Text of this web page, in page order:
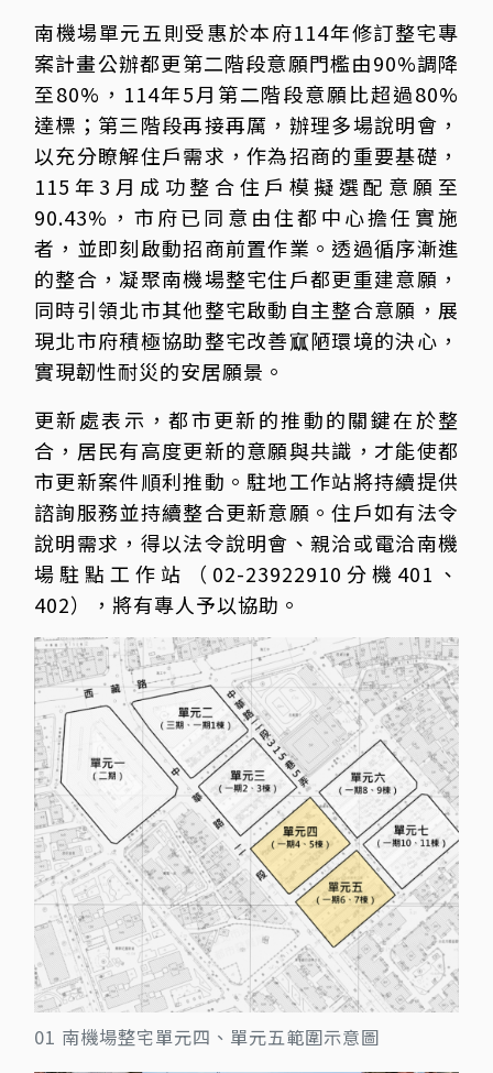
南機場單元五則受惠於本府114年修訂整宅專
案計畫公辦都更第二階段意願門檻由90%調降
至80%，114年5月第二階段意願比超過80%
達標；第三階段再接再厲，辦理多場說明會，
以充分瞭解住戶需求，作為招商的重要基礎，
115年3月成功整合住戶模擬選配意願至
90.43%，市府已同意由住都中心擔任實施
者，並即刻啟動招商前置作業。透過循序漸進
的整合，凝聚南機場整宅住戶都更重建意願，
同時引領北市其他整宅啟動自主整合意願，展
現北市府積極協助整宅改善寙陋環境的決心，
實現韌性耐災的安居願景。
更新處表示，都市更新的推動的關鍵在於整
合，居民有高度更新的意願與共識，才能使都
市更新案件順利推動。駐地工作站將持續提供
諮詢服務並持續整合更新意願。住戶如有法令
說明需求，得以法令說明會、親洽或電洽南機
場駐點工作站（02-23922910分機401、
402），將有專人予以協助。
01 南機場整宅單元四、單元五範圍示意圖